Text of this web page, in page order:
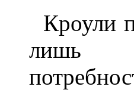
Кроули
лишь